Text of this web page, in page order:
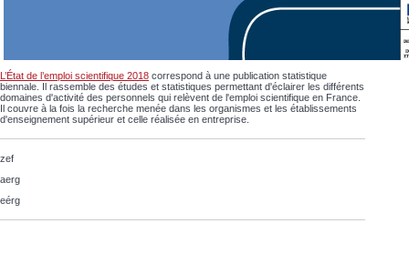
L’État de l’emploi scientifique 2018 correspond à une publication statistique
biennale. Il rassemble des études et statistiques permettant d'éclairer les différents
domaines d'activité des personnels qui relèvent de l'emploi scientifique en France.
Il couvre à la fois la recherche menée dans les organismes et les établissements
d'enseignement supérieur et celle réalisée en entreprise.
zef
aerg
eérg